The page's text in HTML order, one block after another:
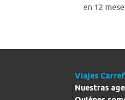
en 12
Viajes
Nuestras